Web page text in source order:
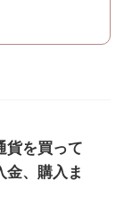
貨を買って
金、購入ま